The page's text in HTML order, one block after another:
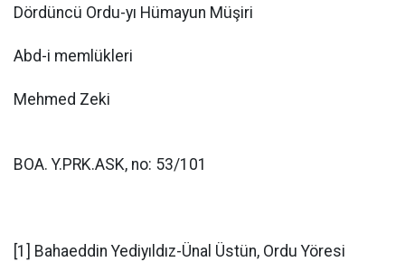
Dördüncü Ordu-yı Hümayun Müşiri
Abd-i memlükleri
Mehmed Zeki
BOA. Y.PRK.ASK, no: 53/101
[1] Bahaeddin Yediyıldız-Ünal Üstün, Ordu Yöresi